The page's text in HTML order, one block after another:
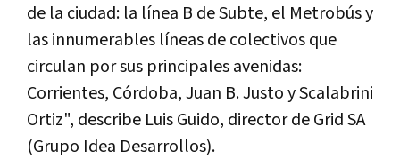
de la ciudad: la línea B de Subte, el Metrobús y
las innumerables líneas de colectivos que
circulan por sus principales avenidas:
Corrientes, Córdoba, Juan B. Justo y Scalabrini
Ortiz", describe Luis Guido, director de Grid SA
(Grupo Idea Desarrollos).